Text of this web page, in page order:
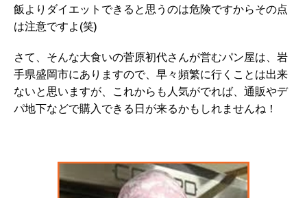
飯よりダイエットできると思うのは危険ですからその点
は注意ですよ(笑)
さて、そんな大食いの菅原初代さんが営むパン屋は、岩
手県盛岡市にありますので、早々頻繁に行くことは出来
ないと思いますが、これからも人気がでれば、通販やデ
パ地下などで購入できる日が来るかもしれませんね！